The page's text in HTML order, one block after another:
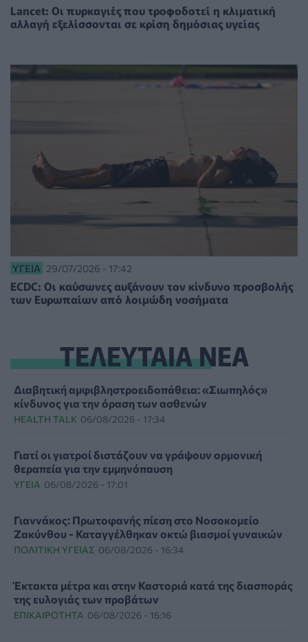
Lancet: Οι πυρκαγιές που τροφοδοτεί η κλιματική
αλλαγή εξελίσσονται σε κρίση δημόσιας υγείας
ΥΓΕΊΑ 29/07/2026 - 17:42
ECDC: Οι καύσωνες αυξάνουν τον κίνδυνο προσβολής
των Ευρωπαίων από λοιμώδη νοσήματα
ΤΕΛΕΥΤΑΙΑ ΝΕΑ
Διαβητική αμφιβληστροειδοπάθεια: «Σιωπηλός»
κίνδυνος για την όραση των ασθενών
HEALTH TALK 06/08/2026 - 17:34
Γιατί οι γιατροί διστάζουν να γράψουν ορμονική
θεραπεία για την εμμηνόπαυση
ΥΓΕΊΑ 06/08/2026 - 17:01
Γιαννάκος: Πρωτοφανής πίεση στο Νοσοκομείο
Ζακύνθου - Καταγγέλθηκαν οκτώ βιασμοί γυναικών
ΠΟΛΙΤΙΚΉ ΥΓΕΊΑΣ 06/08/2026 - 16:34
Έκτακτα μέτρα και στην Καστοριά κατά της διασποράς
της ευλογιάς των προβάτων
ΕΠΙΚΑΙΡΌΤΗΤΑ 06/08/2026 - 16:16